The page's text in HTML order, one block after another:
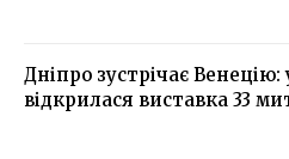
Дніпро зустрічає
відкрилася виставка 33